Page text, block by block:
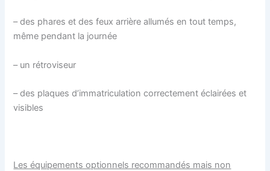
– des phares et des feux arrière allumés en tout temps,
même pendant la journée
– un rétroviseur
– des plaques d’immatriculation correctement éclairées et
visibles
Les équipements optionnels recommandés mais non